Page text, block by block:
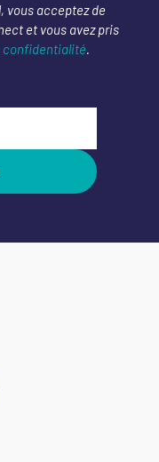
vous acceptez de
et vous avez pris
confidentialité.